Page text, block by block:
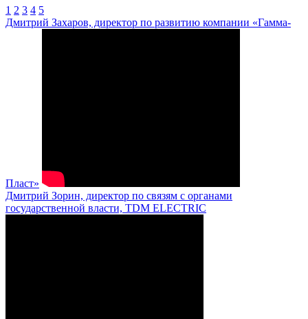
1 2 3 4 5
Дмитрий Захаров, директор по развитию компании «Гамма-
Пласт»
Дмитрий Зорин, директор по связям с органами
государственной власти, TDM ELECTRIC